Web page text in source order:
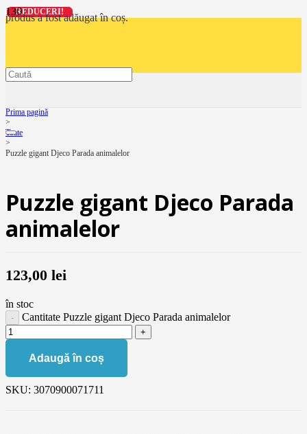
produsa fost adăugat în coș.
Prima pagină
>
Toate
>
Puzzle gigant Djeco Parada animalelor
Puzzle gigant Djeco Parada
animalelor
123,00 lei
în stoc
Cantitate Puzzle gigant Djeco Parada animalelor
Adaugă în coș
SKU: 3070900071711
REDUCERI!
REDUCERI!
REDUCERI!
REDUCERI!